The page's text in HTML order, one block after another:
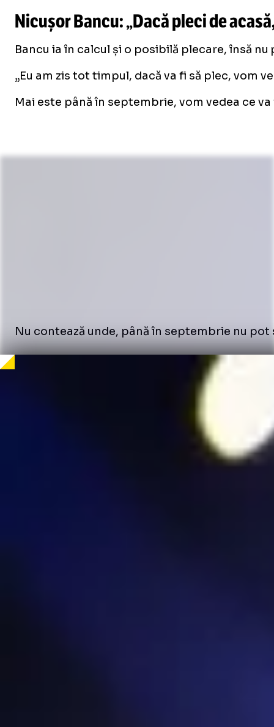
Nicușor Bancu: „Dacă pleci de
Bancu ia în calcul și o posibilă plecare, însă
„Eu am zis tot timpul, dacă va fi să plec, vom
Mai este până în septembrie, vom vedea ce
Nu contează unde, până în septembrie nu pot